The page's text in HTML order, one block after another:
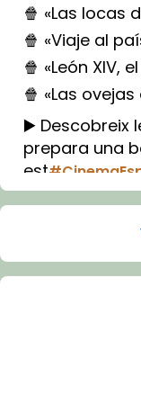
🍿 «Las locas
🍿 «Viaje al
🍿 «León XIV,
🍿 «Las
▶️ Descobreix
prepara una
est
Imatge: